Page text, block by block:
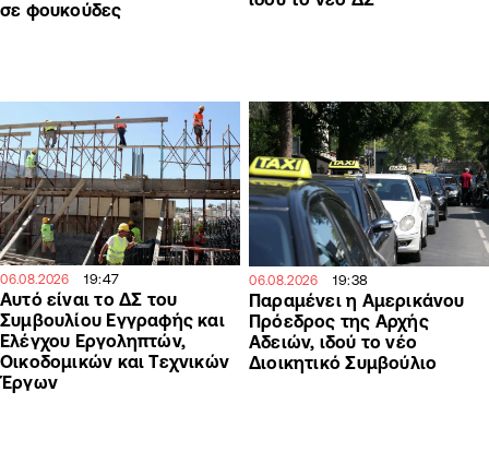
σε φουκούδες
06.08.2026 19:47
Αυτό είναι το ΔΣ του
Συμβουλίου Εγγραφής και
Ελέγχου Εργοληπτών,
Οικοδομικών και Τεχνικών
Έργων
06.08.2026 19:38
Παραμένει η Αμερικάνου
Πρόεδρος της Αρχής
Αδειών, ιδού το νέο
Διοικητικό Συμβούλιο